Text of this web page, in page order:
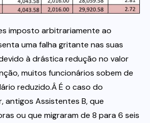
imposto arbitrariamente ao
uma falha gritante nas suas
à drástica redução no valor
muitos funcionários sobem de
reduzido.Â É o caso do
antigos Assistentes B, que
ou que migraram de 8 para 6 seis